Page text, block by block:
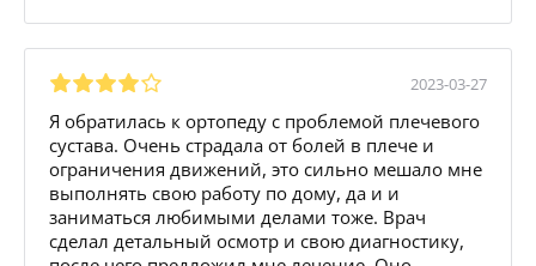
2023-03-27
Я обратилась к ортопеду с проблемой плечевого
сустава. Очень страдала от болей в плече и
ограничения движений, это сильно мешало мне
выполнять свою работу по дому, да и и
заниматься любимыми делами тоже. Врач
сделал детальный осмотр и свою диагностику,